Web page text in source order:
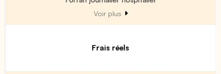
Voir plus
Frais réels